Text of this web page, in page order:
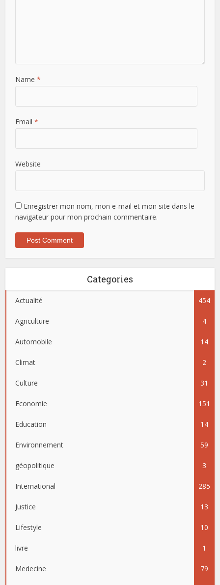
Name *
Email *
Website
Enregistrer mon nom, mon e-mail et mon site dans le
navigateur pour mon prochain commentaire.
Categories
Actualité 454
Agriculture 4
Automobile 14
Climat 2
Culture 31
Economie 151
Education 14
Environnement 59
géopolitique 3
International 285
Justice 13
Lifestyle 10
livre 1
Medecine 79